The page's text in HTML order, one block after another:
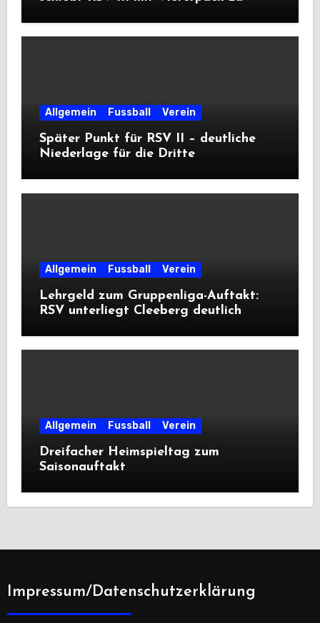
Allgemein Fussball Verein
Später Punkt für RSV II – deutliche
Niederlage für die Dritte
Allgemein Fussball Verein
Lehrgeld zum Gruppenliga-Auftakt:
RSV unterliegt Cleeberg deutlich
Allgemein Fussball Verein
Dreifacher Heimspieltag zum
Saisonauftakt
Impressum/Datenschutzerklärung